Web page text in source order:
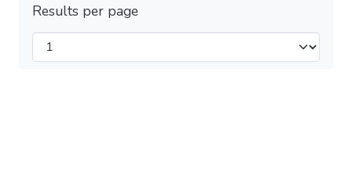
Results per page